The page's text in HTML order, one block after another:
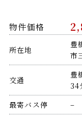
物件価格
所在地
豊
市
交通
豊
34
最寄バス停
–